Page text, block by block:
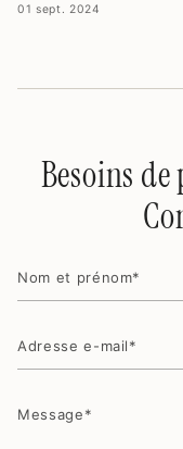
01 sept. 2024
Besoins
et
prénom
e-
mail